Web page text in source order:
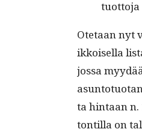
tuot­to­ja
Ote­taan nyt
ikkoisel­la
jos­sa
ta hin­taan n.
ton­til­la on